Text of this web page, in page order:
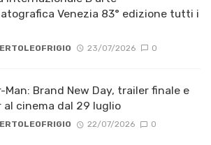
Venezia 83° edizione tutti i
23/07/2026 0
Man: Brand New Day, trailer finale e
al cinema dal 29 luglio
22/07/2026 0